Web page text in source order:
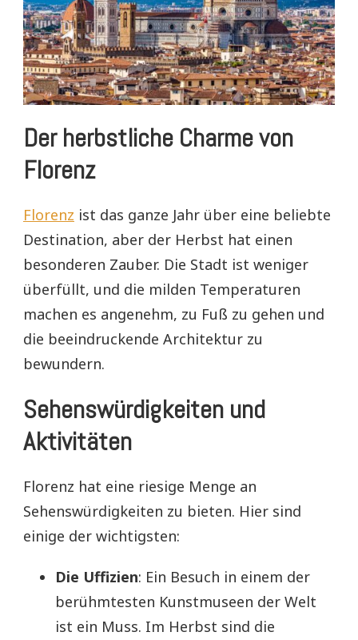
Der herbstliche Charme von
Florenz
Florenz ist das ganze Jahr über eine beliebte
Destination, aber der Herbst hat einen
besonderen Zauber. Die Stadt ist weniger
überfüllt, und die milden Temperaturen
machen es angenehm, zu Fuß zu gehen und
die beeindruckende Architektur zu
bewundern.
Sehenswürdigkeiten und
Aktivitäten
Florenz hat eine riesige Menge an
Sehenswürdigkeiten zu bieten. Hier sind
einige der wichtigsten:
Die Uffizien: Ein Besuch in einem der
berühmtesten Kunstmuseen der Welt
ist ein Muss. Im Herbst sind die